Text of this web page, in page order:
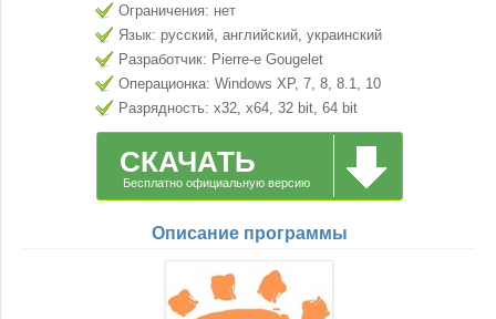
Ограничения: нет
Язык: русский, английский, украинский
Разработчик: Pierre-e Gougelet
Операционка: Windows XP, 7, 8, 8.1, 10
Разрядность: x32, x64, 32 bit, 64 bit
СКАЧАТЬ
Бесплатно официальную версию
Описание программы